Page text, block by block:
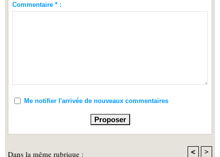
Commentaire * :
Me notifier l'arrivée de nouveaux commentaires
Dans la même rubrique : < >